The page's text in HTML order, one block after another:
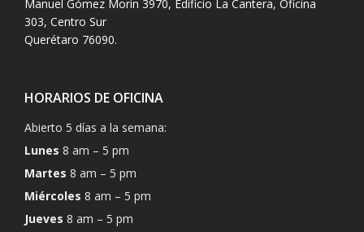
Manuel Gómez Morin 3970, Edificio La Cantera, Oficina
303, Centro Sur
Querétaro 76090.
HORARIOS DE OFICINA
Abierto 5 días a la semana:
Lunes 8 am – 5 pm
Martes 8 am – 5 pm
Miércoles 8 am – 5 pm
Jueves 8 am – 5 pm